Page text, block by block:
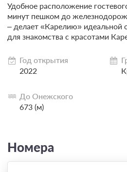
Удобное расположение
минут пешком до
– делает «Карелию» идеальной
для знакомства с красотами
Год открытия
2022
До Онежского
673 (м)
Номера